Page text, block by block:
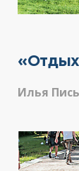
Илья